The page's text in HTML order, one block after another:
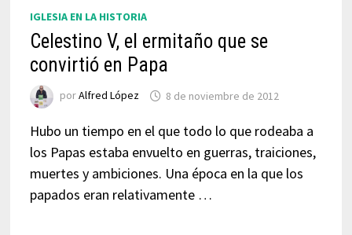
IGLESIA EN LA HISTORIA
Celestino V, el ermitaño que se
convirtió en Papa
porAlfred López 8 de noviembre de 2012
Hubo un tiempo en el que todo lo que rodeaba a
los Papas estaba envuelto en guerras, traiciones,
muertes y ambiciones. Una época en la que los
papados eran relativamente …